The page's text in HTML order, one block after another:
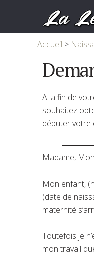
Accueil >
A la fin de
souhaitez
débuter votre
Madame,
Mon enfant,
(date de
maternité
Toutefois je
mon travail